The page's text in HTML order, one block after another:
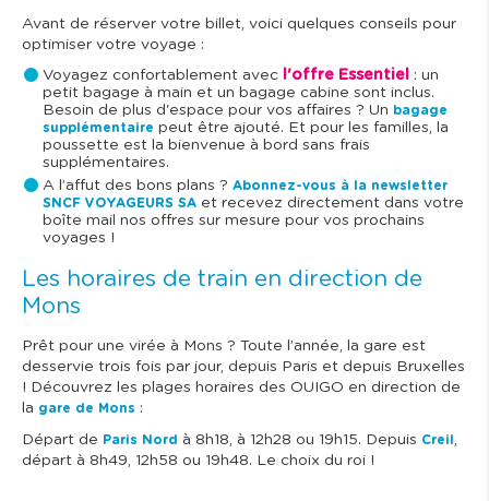
Avant de réserver votre billet, voici quelques conseils pour
optimiser votre voyage :
Voyagez confortablement avec l'offre Essentiel : un
petit bagage à main et un bagage cabine sont inclus.
Besoin de plus d'espace pour vos affaires ? Un bagage
supplémentaire peut être ajouté. Et pour les familles, la
poussette est la bienvenue à bord sans frais
supplémentaires.
A l’affut des bons plans ? Abonnez-vous à la newsletter
SNCF VOYAGEURS SA et recevez directement dans votre
boîte mail nos offres sur mesure pour vos prochains
voyages !
Les horaires de train en direction de
Mons
Prêt pour une virée à Mons ? Toute l’année, la gare est
desservie trois fois par jour, depuis Paris et depuis Bruxelles
! Découvrez les plages horaires des OUIGO en direction de
la gare de Mons :
Départ de Paris Nord à 8h18, à 12h28 ou 19h15. Depuis Creil
départ à 8h49, 12h58 ou 19h48. Le choix du roi !